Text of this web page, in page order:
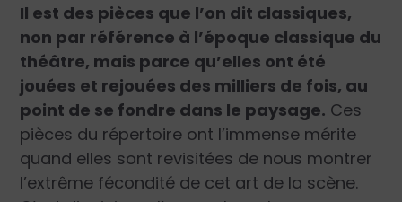
Il est des pièces que l’on dit classiques,
non par référence à l’époque classique du
théâtre, mais parce qu’elles ont été
jouées et rejouées des milliers de fois, au
point de se fondre dans le paysage. Ces
pièces du répertoire ont l’immense mérite
quand elles sont revisitées de nous montrer
l’extrême fécondité de cet art de la scène.